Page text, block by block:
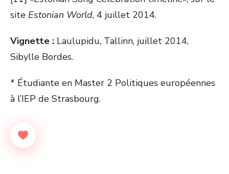
site Estonian World, 4 juillet 2014.
Vignette : Laulupidu, Tallinn, juillet 2014,
Sibylle Bordes.
* Étudiante en Master 2 Politiques européennes
à l’IEP de Strasbourg.